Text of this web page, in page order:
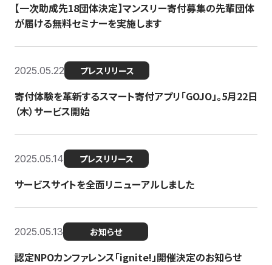
【一次助成先18団体決定】マンスリー寄付募集の先輩団体
が届ける無料セミナーを実施します
2025.05.22 プレスリリース
寄付体験を革新するスマート寄付アプリ「GOJO」。5月22日
（木）サービス開始
2025.05.14 プレスリリース
サービスサイトを全面リニューアルしました
2025.05.13 お知らせ
認定NPOカンファレンス「ignite!」開催決定のお知らせ